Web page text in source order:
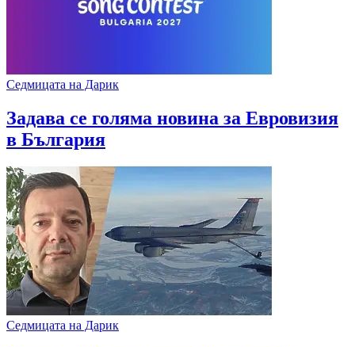
Седмицата на Дарик
Задава се голяма новина за Евровизия
в България
Седмицата на Дарик